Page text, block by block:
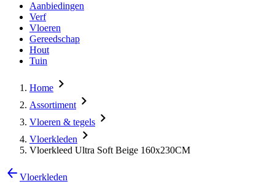
Aanbiedingen
Verf
Vloeren
Gereedschap
Hout
Tuin
Home
Assortiment
Vloeren & tegels
Vloerkleden
Vloerkleed Ultra Soft Beige 160x230CM
Vloerkleden